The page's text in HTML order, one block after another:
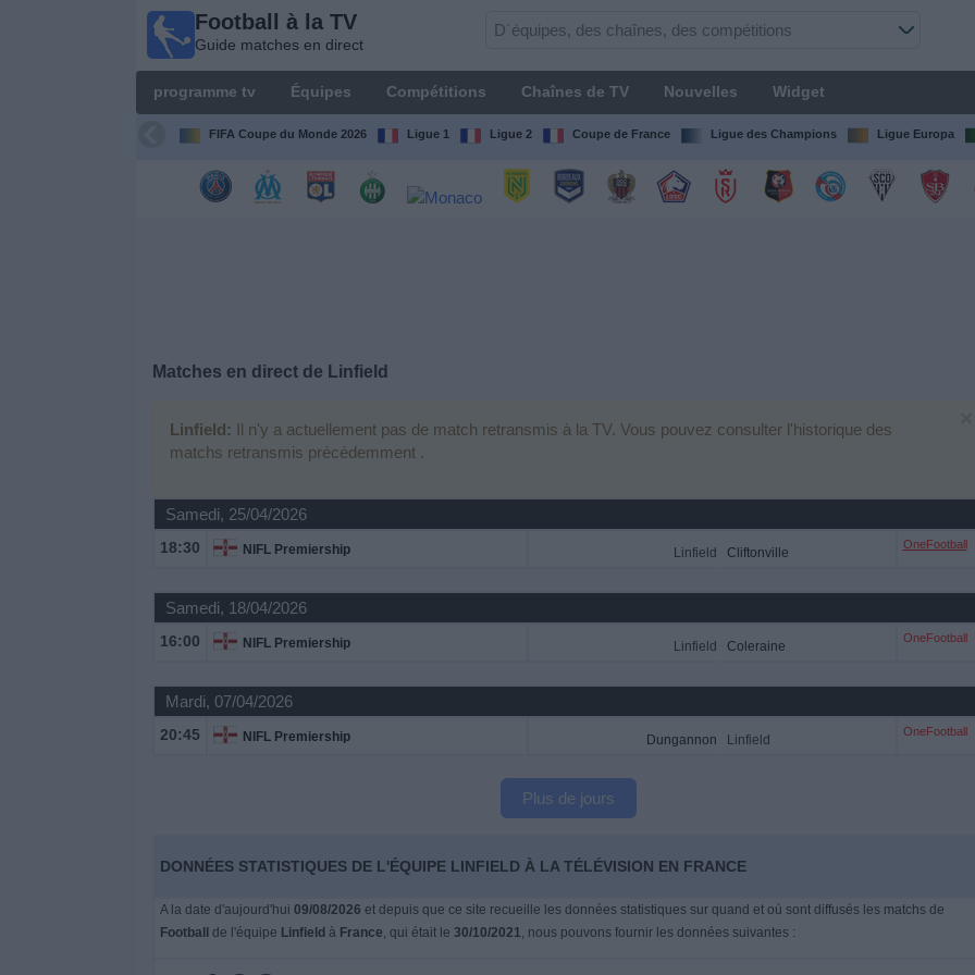
Football à la TV
Guide matches en direct
programme tv Équipes Compétitions Chaînes de TV Nouvelles Widget
FIFA Coupe du Monde 2026 Ligue 1 Ligue 2 Coupe de France Ligue des Champions Ligue Europa
Matches en direct de Linfield
Linfield: Il n'y a actuellement pas de match retransmis à la TV. Vous pouvez consulter l'historique des
matchs retransmis précédemment .
Samedi, 25/04/2026
18:30 NIFL Premiership Linfield Cliftonville
OneFootball
Samedi, 18/04/2026
16:00 NIFL Premiership Linfield Coleraine
OneFootball
Mardi, 07/04/2026
20:45 NIFL Premiership Dungannon Linfield
OneFootball
Plus de jours
DONNÉES STATISTIQUES DE L'ÉQUIPE LINFIELD À LA TÉLÉVISION EN FRANCE
A la date d'aujourd'hui 09/08/2026 et depuis que ce site recueille les données statistiques sur quand et où sont diffusés les matchs de
Football
de l'équipe Linfield à France, qui était le 30/10/2021, nous pouvons fournir les données suivantes :